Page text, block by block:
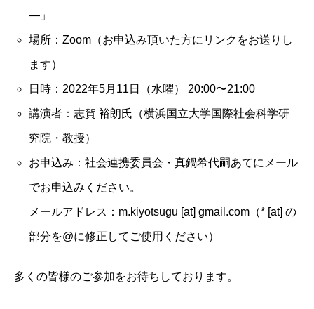
―」
場所：Zoom（お申込み頂いた方にリンクをお送りし
ます）
日時：2022年5⽉11⽇（⽔曜） 20:00〜21:00
講演者：志賀 裕朗⽒（横浜国⽴⼤学国際社会科学研
究院・教授）
お申込み：社会連携委員会・真鍋希代嗣あてにメール
でお申込みください。
メールアドレス：m.kiyotsugu [at] gmail.com（* [at] の
部分を@に修正してご使用ください）
多くの皆様のご参加をお待ちしております。